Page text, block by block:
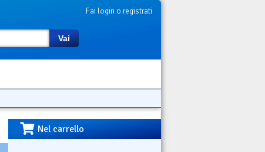
Fai login o registrati
Vai
Nel carrello